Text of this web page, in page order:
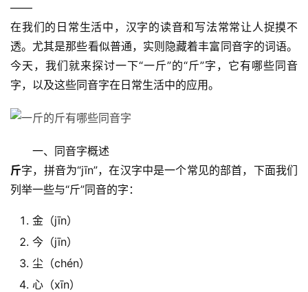
——
在我们的日常生活中，汉字的读音和写法常常让人捉摸不
透。尤其是那些看似普通，实则隐藏着丰富同音字的词语。
今天，我们就来探讨一下“一斤”的“斤”字，它有哪些同音
字，以及这些同音字在日常生活中的应用。
一、同音字概述
斤字，拼音为“jīn”，在汉字中是一个常见的部首，下面我们
列举一些与“斤”同音的字：
金（jīn）
今（jīn）
尘（chén）
心（xīn）